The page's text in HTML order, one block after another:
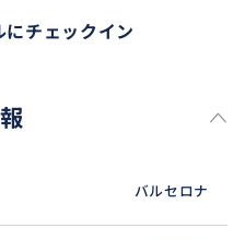
チェックイン
バルセロナ